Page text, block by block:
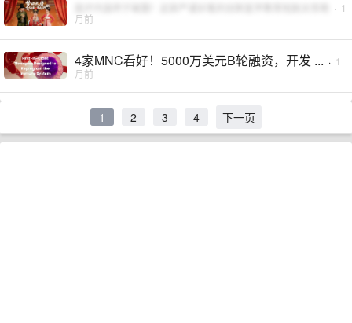
· 1
月前
4家MNC看好！5000万美元B轮融资，开发 ... · 1
月前
1 2 3 4 下一页